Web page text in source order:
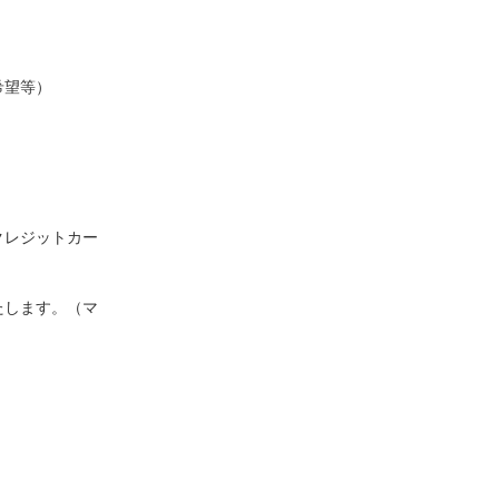
等）
ジットカー
ます。（マ